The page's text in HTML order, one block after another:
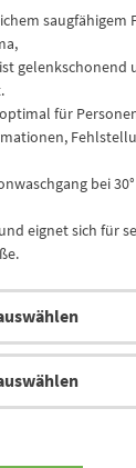
gelenkschonend
für
bei
eignet sich für